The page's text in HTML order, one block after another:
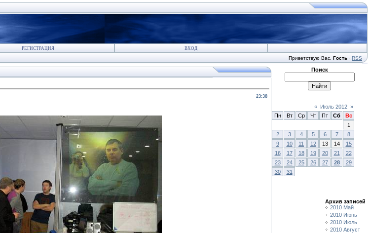
РЕГИСТРАЦИЯ ВХОД
Приветствую Вас Гость · RSS
23:38
Поиск
« Июль 2012 »
Пн
Вт Ср Чт Пт Сб
Вс
1
2
3 4 5 6 7
8
9
10 11 12 13 14
15
16
17 18 19 20 21
22
23
24 25 26 27 28
29
30
31
Архив записей
2010 Май
2010 Июнь
2010 Июль
2010 Август